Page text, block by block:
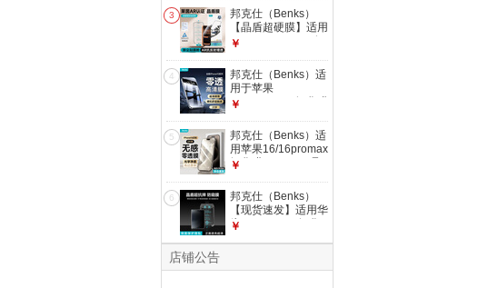
晶盾超硬膜高清耐磨
防摔全屏保护膜镜头
膜 晶盾超硬AR增透
镜头膜【Pura X
Max】
3
邦克仕（Benks）
【晶盾超硬膜】适用
iphone17promax钢
膜iPhoneAir超抗摔
玻璃莫氏硬度5级钢
化膜 【AR抗反射增
透】超硬玻璃|莱茵
认证|透光率96%
iPho
￥
4
邦克仕（Benks）适
用于苹果
15/15promax钢化膜
感膜晶盾Lite高清防
窥蓝光贴膜 两片装
【冰晶超清款】全屏
防爆丨听筒尘网
iPhone 15 Pro Max
￥
5
邦克仕（Benks）适
用苹果16/16promax
钢化膜iphone16晶
Plus全屏15高清防
窥 【冰晶超清款-2
片装】全屏防爆丨清
爽防指纹 iPhone 16
Pro Max
￥
6
邦克仕（Benks）
【现货速发】适用华
为Pura X Max钢化
￥
店铺公告